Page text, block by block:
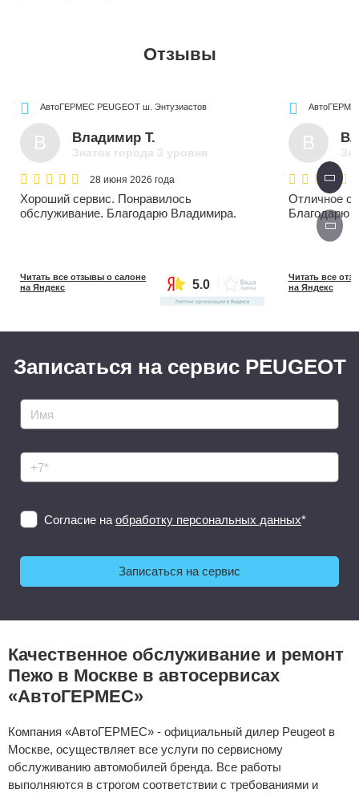
Отзывы
АвтоГЕРМЕС PEUGEOTш. Энтузиастов
В Владимир Т.
Знаток города 3 уровня
28 июня 2026 года
Хороший сервис. Понравилось
обслуживание. Благодарю Владимира.
Читать все отзывы о салоне
на Яндекс
5.0
В
Отличное
Благодарю
Читать все
на Яндекс
Записаться на сервис PEUGEOT
Согласие на обработку персональных данных*
Качественное обслуживание и ремонт
Пежо в Москве в автосервисах
«АвтоГЕРМЕС»
Компания «АвтоГЕРМЕС» - официальный дилер Peugeot в
Москве, осуществляет все услуги по сервисному
обслуживанию автомобилей бренда. Все работы
выполняются в строгом соответствии с требованиями и